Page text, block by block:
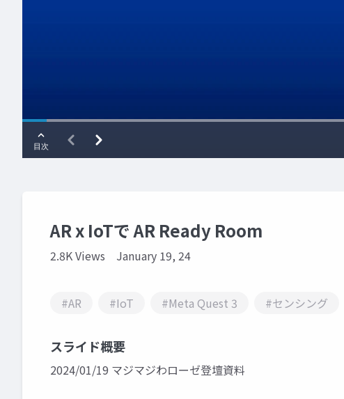
AR x IoTで AR Ready Room
2.8K Views January 19, 24
#AR #IoT #Meta Quest 3 #センシング
スライド概要
2024/01/19 マジマジわローゼ登壇資料